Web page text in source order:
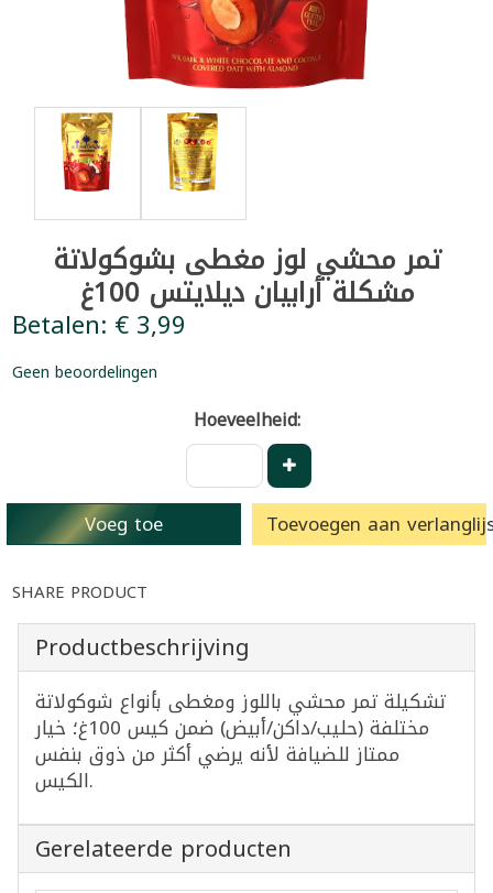
تمر محشي لوز مغطى بشوكولاتة
مشكلة أرابيان ديلايتس 100غ
Betalen: € 3,99
Geen beoordelingen
Hoeveelheid:
Voeg toe Toevoegen aan
SHARE PRODUCT
Productbeschrijving
تشكيلة تمر محشي باللوز ومغطى بأنواع شوكولاتة
مختلفة (حليب/داكن/أبيض) ضمن كيس 100غ؛ خيار
ممتاز للضيافة لأنه يرضي أكثر من ذوق بنفس
الكيس.
Gerelateerde producten